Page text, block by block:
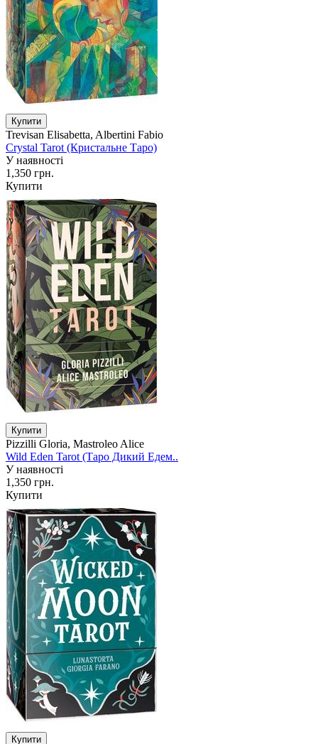
Trevisan Elisabetta, Albertini Fabio
Crystal Tarot (Кристальне Таро)
У наявності
1,350 грн.
Купити
Pizzilli Gloria, Mastroleo Alice
Wild Eden Tarot (Таро Дикий Едем..
У наявності
1,350 грн.
Купити